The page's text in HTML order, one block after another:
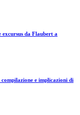
da Flaubert a
e implicazioni di